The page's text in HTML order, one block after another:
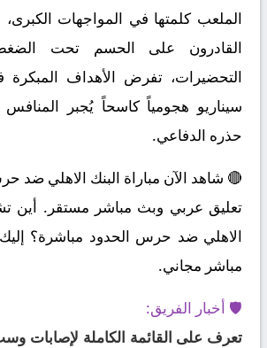
الملعب كلمتها في المواجهات
القادرون على الحسم تحت
التحضيرات، تفرض الأهداف
سيناريو هجومياً كاسحاً يُجبر
حذره الدفاعي.
🔴 شاهد الآن مباراة البنك الاهلي ضد
تعليق عربي وبث مباشر مستقر. أين
الاهلي ضد حرس الحدود مباشرة؟
مباشر مجاني.
🛡️ أخبار الفريق:
تعرف على القائمة الكاملة لإصابات